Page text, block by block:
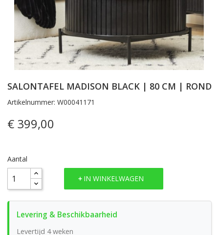
SALONTAFEL MADISON BLACK | 80 CM | ROND
Artikelnummer: W00041171
€ 399,00
Aantal
IN WINKELWAGEN
Levertijd 4 weken